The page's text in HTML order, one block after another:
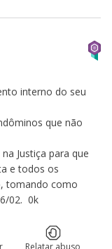
interno do seu
que não
Justiça para que
e todos os
tomando como
02. 0k
Relatar abuso